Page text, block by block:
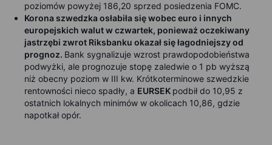
poziomów powyżej 186,20 sprzed posiedzenia FOMC.
Korona szwedzka osłabiła się wobec euro i innych
europejskich walut w czwartek, ponieważ oczekiwany
jastrzębi zwrot Riksbanku okazał się łagodniejszy od
prognoz. Bank sygnalizuje wzrost prawdopodobieństwa
podwyżki, ale prognozuje stopę zaledwie o 1 pb wyższą
niż obecny poziom w III kw. Krótkoterminowe szwedzkie
rentowności nieco spadły, a EURSEK podbił do 10,95 z
ostatnich lokalnych minimów w okolicach 10,86, gdzie
napotkał opór.